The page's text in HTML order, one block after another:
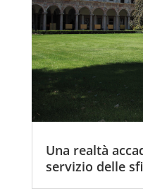
Una realtà
servizio delle